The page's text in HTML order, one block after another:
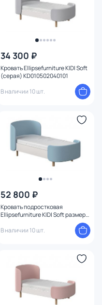
34 300 ₽
Кровать Ellipsefurniture KIDI Soft
(серая) KD010502040101
В наличии 10 шт.
52 800 ₽
Кровать подростковая
Ellipsefurniture KIDI Soft размер
В наличии 10 шт.